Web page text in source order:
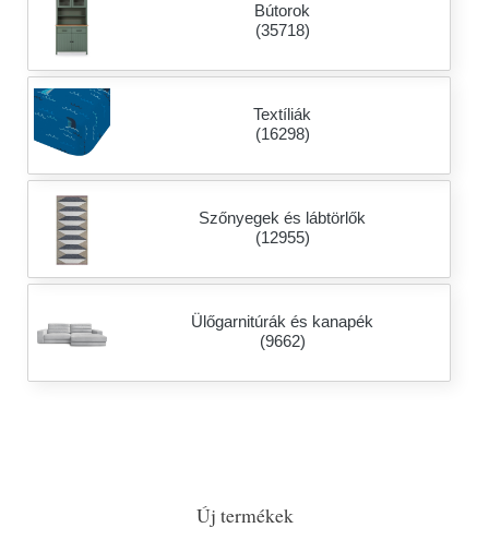
Bútorok
(35718)
Textíliák
(16298)
Szőnyegek és lábtörlők
(12955)
Ülőgarnitúrák és kanapék
(9662)
Új termékek